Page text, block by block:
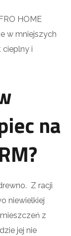
HOME
w mniejszych
i
na
Z racji
niewielkiej
z
jej nie